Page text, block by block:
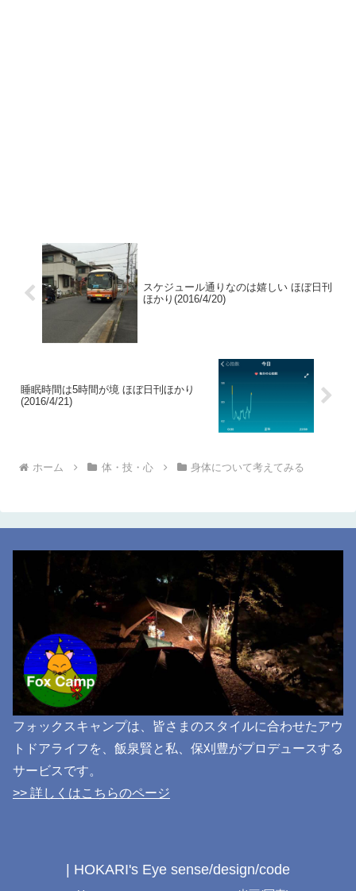
スケジュール通りなのは嬉しい ほぼ日刊
ほかり(2016/4/20)
睡眠時間は5時間が境 ほぼ日刊ほかり
(2016/4/21)
ホーム 体・技・心 身体について考えてみる
フォックスキャンプは、皆さまのスタイルに合わせたアウ
トドアライフを、飯泉賢と私、保刈豊がプロデュースする
サービスです。
>> 詳しくはこちらのページ
| HOKARI's Eye sense/design/code